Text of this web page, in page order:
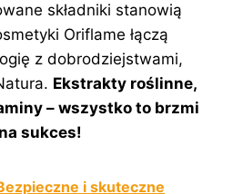
składniki stanowią
Oriflame łączą
z dobrodziejstwami,
Ekstrakty roślinne,
– wszystko to brzmi
sukces!
i skuteczne